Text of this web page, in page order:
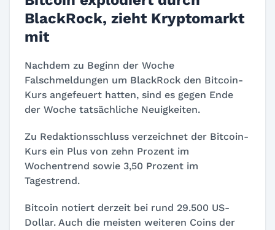
BlackRock, zieht Kryptomarkt
mit
Nachdem zu Beginn der Woche
Falschmeldungen um BlackRock den Bitcoin-
Kurs angefeuert hatten, sind es gegen Ende
der Woche tatsächliche Neuigkeiten.
Zu Redaktionsschluss verzeichnet der Bitcoin-
Kurs ein Plus von zehn Prozent im
Wochentrend sowie 3,50 Prozent im
Tagestrend.
Bitcoin notiert derzeit bei rund 29.500 US-
Dollar. Auch die meisten weiteren Coins der